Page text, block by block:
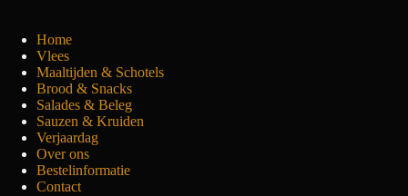
Home
Vlees
Maaltijden & Schotels
Brood & Snacks
Salades & Beleg
Sauzen & Kruiden
Verjaardag
Over ons
Bestelinformatie
Contact